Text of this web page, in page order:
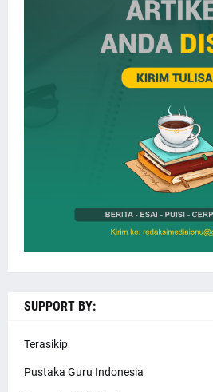
SUPPORT BY:
Terasikip
Pustaka Guru Indonesia